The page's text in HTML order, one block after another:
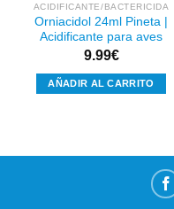
ACIDIFICANTE/BACTERICIDA
Orniacidol 24ml Pineta |
Acidificante para aves
9.99€
AÑADIR AL CARRITO